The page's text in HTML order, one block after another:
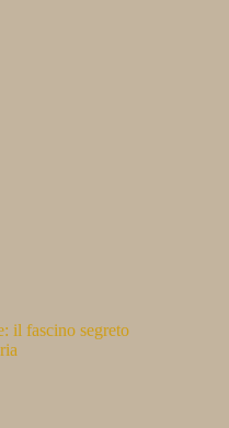
il fascino segreto